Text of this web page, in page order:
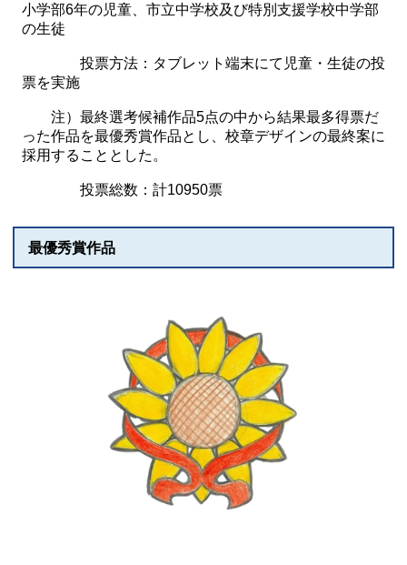
小学部6年の児童、市立中学校及び特別支援学校中学部
の生徒
投票方法：タブレット端末にて児童・生徒の投
票を実施
注）最終選考候補作品5点の中から結果最多得票だ
った作品を最優秀賞作品とし、校章デザインの最終案に
採用することとした。
投票総数：計10950票
最優秀賞作品